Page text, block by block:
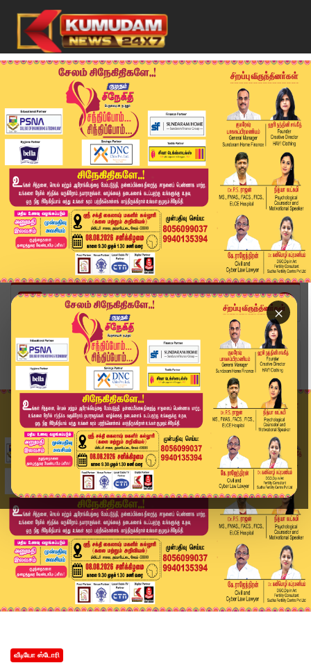
×
Home
வீடியோ ஸ்டோரி
மாவட்ட ஆட்சியர்களுக்கும் தலைமைச் செயலாளருக்கும்...
வீடியோ ஸ்டோரி